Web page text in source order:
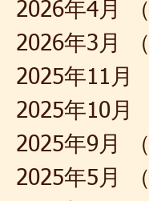
も、わたし自身は
調な作業に飽き飽
した。
2026年4月
2026年3月
2025年11月
2025年10月
2025年9月
2025年5月